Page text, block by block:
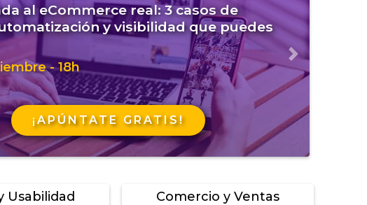
al eCommerce real: 3 casos de
y visibilidad que puedes
- 18h
¡APÚNTATE GRATIS!
Siguiente
Usabilidad Comercio y Ventas